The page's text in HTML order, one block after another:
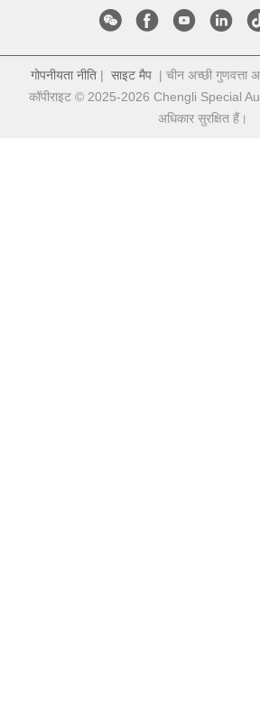
गोपनीयता नीति | साइट मैप | चीन अच्छी गुणवत्ता
कॉपीराइट © 2025-2026 Chengli Special
अधिकार सुरक्षित हैं।